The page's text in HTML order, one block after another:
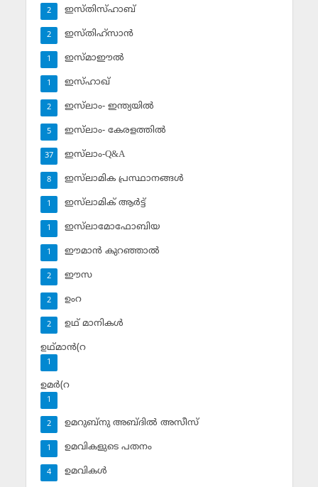
ഇസ്തിസ്ഹാബ്
2
ഇസ്തിഹ്‌സാന്‍
2
ഇസ്മാഈല്‍
1
ഇസ്ഹാഖ്‌
1
ഇസ്‌ലാം- ഇന്ത്യയില്‍
2
ഇസ്‌ലാം- കേരളത്തില്‍
5
ഇസ്‌ലാം-Q&A
37
ഇസ്‌ലാമിക പ്രസ്ഥാനങ്ങള്‍
8
ഇസ്‌ലാമിക് ആര്‍ട്ട്
1
ഇസ്‌ലാമോഫോബിയ
1
ഈമാന്‍ കുറഞ്ഞാല്‍
1
ഈസ
2
ഉംറ
2
ഉഥ് മാനികള്‍
2
ഉഥ്മാന്‍(റ
1
ഉമര്‍(റ
1
ഉമറുബ്‌നു അബ്ദില്‍ അസീസ്‌
2
ഉമവികളുടെ പതനം
1
ഉമവികള്‍
4